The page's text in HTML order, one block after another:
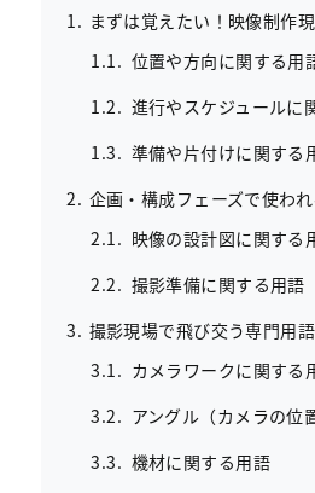
まずは覚えたい！映像制作
位置や方向に関する用
進行やスケジュールに
準備や片付けに関する
企画・構成フェーズで使わ
映像の設計図に関する
撮影準備に関する用語
撮影現場で飛び交う専門用
カメラワークに関する
アングル（カメラの位
機材に関する用語